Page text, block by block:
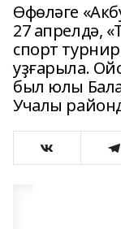
Өфөләге
27 апрелдә,
спорт
уҙғарыла.
был юлы
Учалы